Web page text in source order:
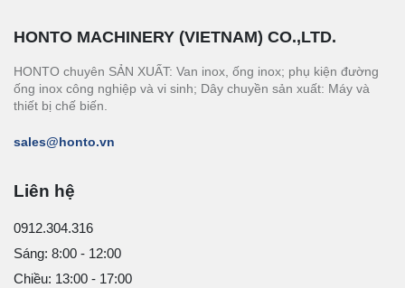
HONTO MACHINERY (VIETNAM) CO.,LTD.
HONTO chuyên SẢN XUẤT: Van inox, ống inox; phụ kiện đường
ống inox công nghiệp và vi sinh; Dây chuyền sản xuất: Máy và
thiết bị chế biến.
sales@honto.vn
Liên hệ
0912.304.316
Sáng: 8:00 - 12:00
Chiều: 13:00 - 17:00